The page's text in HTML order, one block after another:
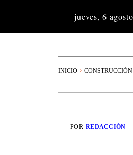
jueves, 6
INICIO
POR REDACCIÓN